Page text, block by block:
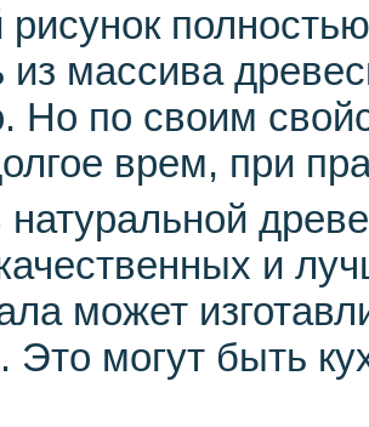
рисунок
массива
Но по своим
врем, при
и
может
Это могут быть